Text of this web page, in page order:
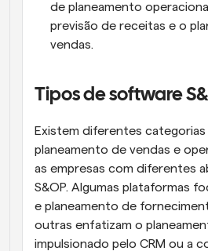
de planeamento
previsão de receitas e o
vendas.
Tipos de software
Existem diferentes
planeamento de vendas e
as empresas com diferentes
S&OP. Algumas plataformas
e planeamento de
outras enfatizam o
impulsionado pelo CRM ou a